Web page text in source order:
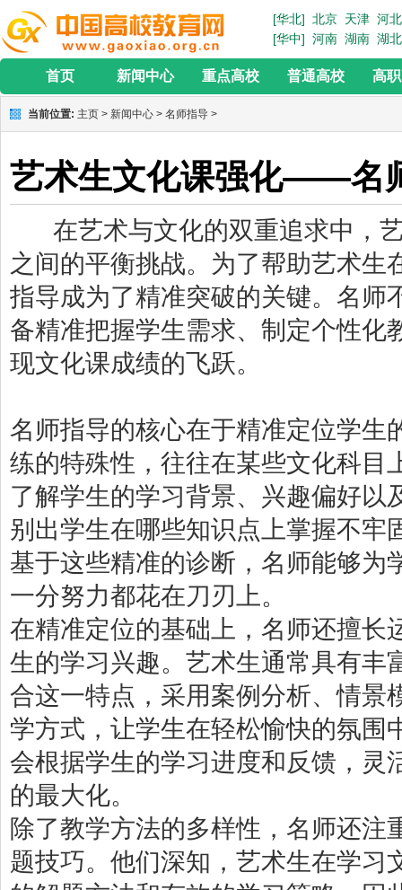
[华北] 北京 天津 河北
[华中] 河南 湖南 湖北
首页 新闻中心 重点高校 普通高校 高
当前位置: 主页 > 新闻中心 > 名师指导 >
艺术生文化课强化——名
在艺术与文化的双重追求中，
之间的平衡挑战。为了帮助艺术生
指导成为了精准突破的关键。名师
备精准把握学生需求、制定个性化
现文化课成绩的飞跃。
名师指导的核心在于精准定位学生
练的特殊性，往往在某些文化科目
了解学生的学习背景、兴趣偏好以
别出学生在哪些知识点上掌握不牢
基于这些精准的诊断，名师能够为
一分努力都花在刀刃上。
在精准定位的基础上，名师还擅长
生的学习兴趣。艺术生通常具有丰
合这一特点，采用案例分析、情景
学方式，让学生在轻松愉快的氛围
会根据学生的学习进度和反馈，灵
的最大化。
除了教学方法的多样性，名师还注
题技巧。他们深知，艺术生在学习